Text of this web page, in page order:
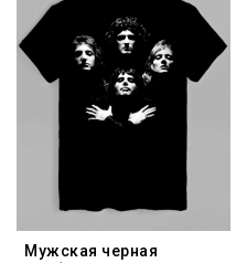
Мужская черная